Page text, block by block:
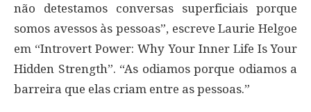
não detestamos conversas superficiais porque
somos avessos às pessoas”, escreve Laurie Helgoe
em “Introvert Power: Why Your Inner Life Is Your
Hidden Strength”. “As odiamos porque odiamos a
barreira que elas criam entre as pessoas.”